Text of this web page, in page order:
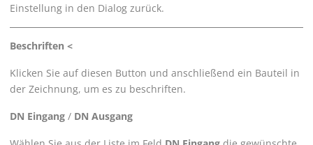
Einstellung in den Dialog zurück.
Beschriften <
Klicken Sie auf diesen Button und anschließend ein Bauteil in
der Zeichnung, um es zu beschriften.
DN Eingang / DN Ausgang